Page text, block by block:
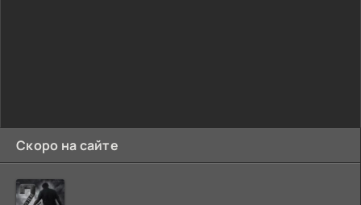
Скоро на сайте